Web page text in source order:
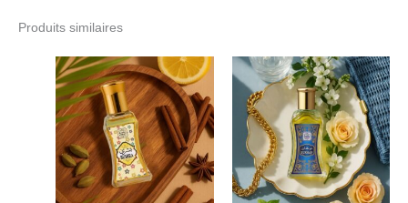
Produits similaires